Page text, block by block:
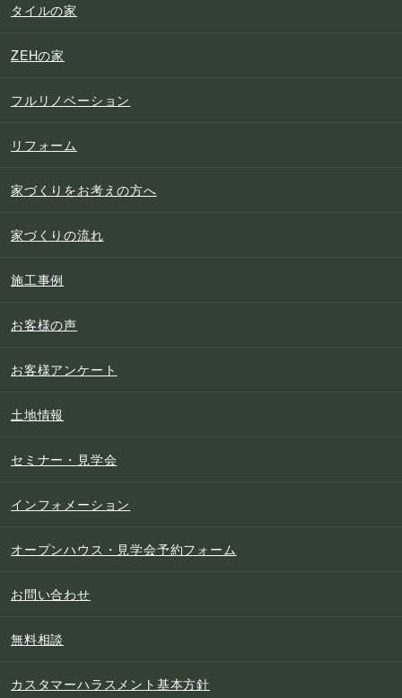
タイルの家
ZEHの家
フルリノベーション
リフォーム
家づくりをお考えの方へ
家づくりの流れ
施工事例
お客様の声
お客様アンケート
土地情報
セミナー・見学会
インフォメーション
オープンハウス・見学会予約フォーム
お問い合わせ
無料相談
カスタマーハラスメント基本方針